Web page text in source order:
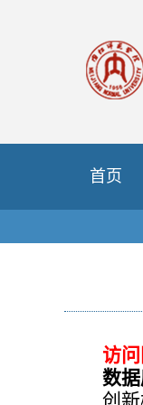
首页
访问
数据
创